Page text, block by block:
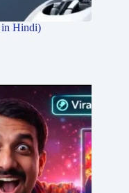
in Hindi)